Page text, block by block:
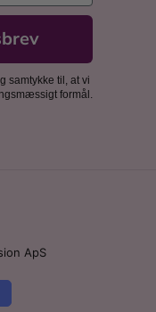
samtykke til, at vi
formål.
ApS